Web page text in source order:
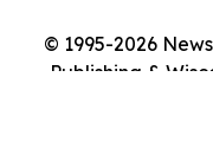
© 1995-2026
Publishing &